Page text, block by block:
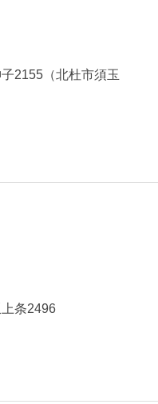
2155（北杜市須玉
条2496